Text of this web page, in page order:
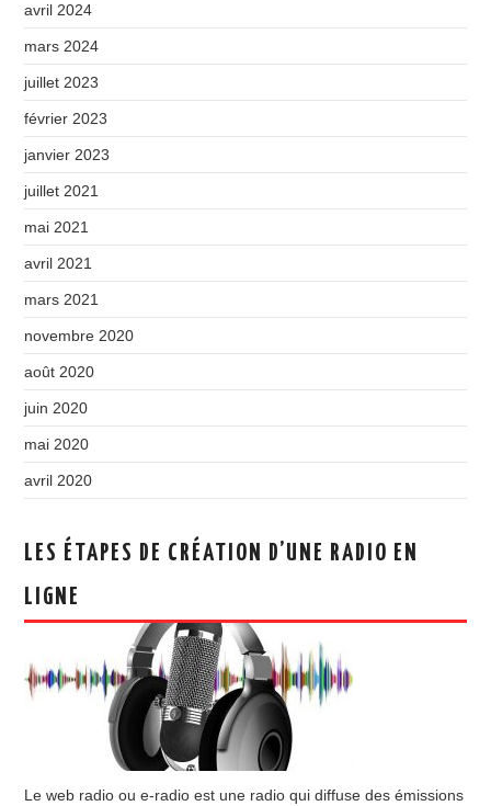
avril 2024
mars 2024
juillet 2023
février 2023
janvier 2023
juillet 2021
mai 2021
avril 2021
mars 2021
novembre 2020
août 2020
juin 2020
mai 2020
avril 2020
LES ÉTAPES DE CRÉATION D’UNE RADIO EN
LIGNE
Le web radio ou e-radio est une radio qui diffuse des émissions